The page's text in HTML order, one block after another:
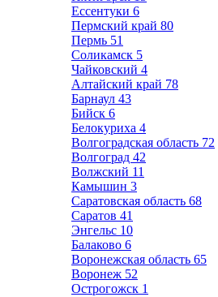
Ессентуки 6
Пермский край 80
Пермь 51
Соликамск 5
Чайковский 4
Алтайский край 78
Барнаул 43
Бийск 6
Белокуриха 4
Волгоградская область 72
Волгоград 42
Волжский 11
Камышин 3
Саратовская область 68
Саратов 41
Энгельс 10
Балаково 6
Воронежская область 65
Воронеж 52
Острогожск 1